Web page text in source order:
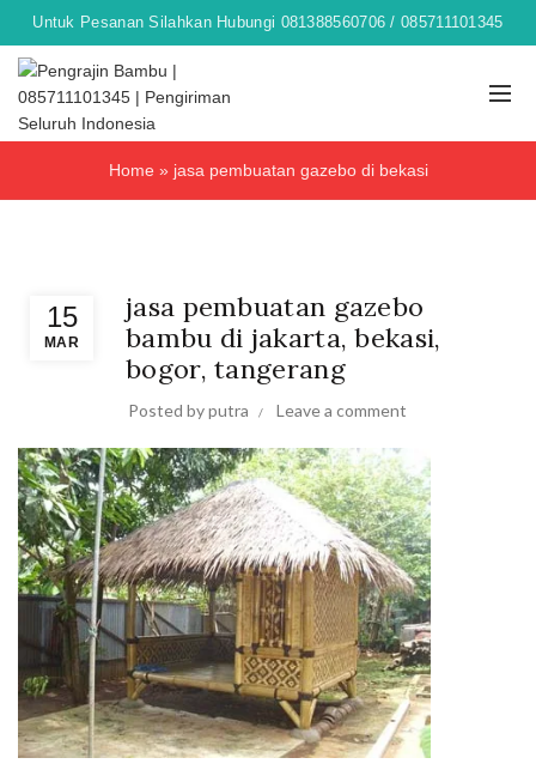
Untuk Pesanan Silahkan Hubungi 081388560706 / 085711101345
Home » jasa pembuatan gazebo di bekasi
15
MAR
jasa pembuatan gazebo
bambu di jakarta, bekasi,
bogor, tangerang
Posted byputra Leave a comment